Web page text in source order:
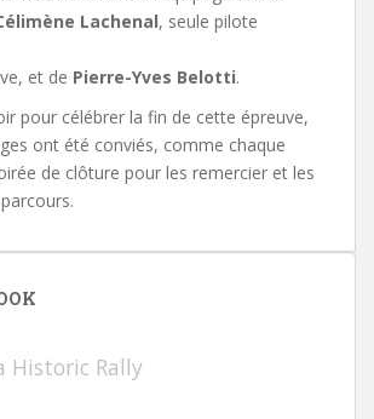
Lachenal, seule pilote
et de Pierre-Yves Belotti.
pour célébrer la fin de cette épreuve,
ont été conviés, comme chaque
de clôture pour les remercier et les
Historic Rally